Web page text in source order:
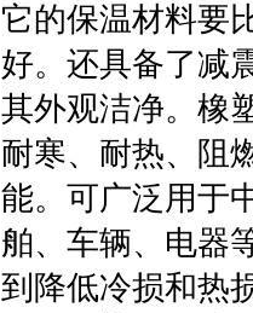
它的保温材料要
好。还具备了减
其外观洁净。橡
耐寒、耐热、阻
能。可广泛用于
舶、车辆、电器
到降低冷损和热